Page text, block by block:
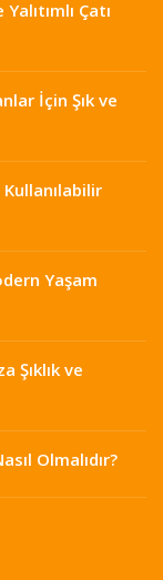
Çatı
İçin Şık ve
Yaşam
Şıklık ve
Olmalıdır?